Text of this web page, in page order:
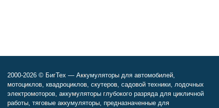
2000-2026 © БигТех — Аккумуляторы для автомобилей,
мотоциклов, квадроциклов, скутеров, садовой техники, лодочных
электромоторов, аккумуляторы глубокого разряда для цикличной
работы, тяговые аккумуляторы, предназначенные для